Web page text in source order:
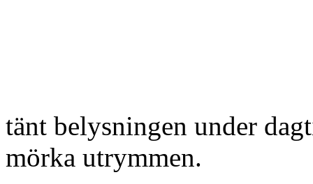
tänt belysningen under
mörka utrymmen.